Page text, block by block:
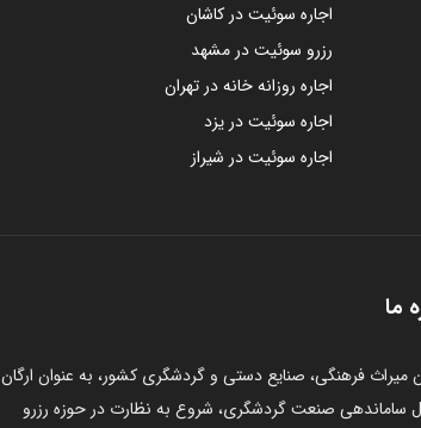
اجاره سوئیت در کاشان
رزرو سوئیت در مشهد
اجاره روزانه خانه در تهران
اجاره سوئیت در یزد
اجاره سوئیت در شیراز
ما
میراث فرهنگی، صنایع دستی و گردشگری کشور، به عنوان ارگان
ساماندهی صنعت گردشگری، شروع به نظارت در حوزه رزرو